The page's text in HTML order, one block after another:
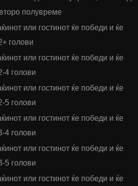
полувреме
или гостинот ќе победи и ќе
голови
или гостинот ќе победи и ќе
4 голови
или гостинот ќе победи и ќе
5 голови
или гостинот ќе победи и ќе
4 голови
или гостинот ќе победи и ќе
5 голови
или гостинот ќе победи и ќе